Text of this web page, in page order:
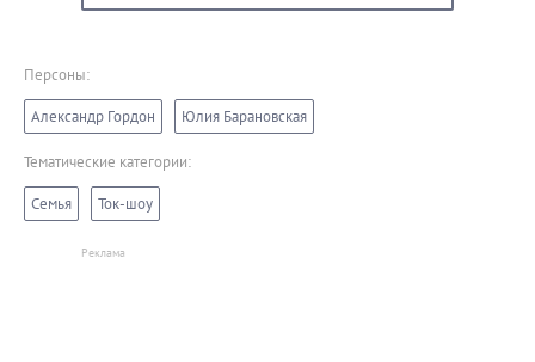
Персоны:
Александр Гордон Юлия Барановская
Тематические категории:
Семья Ток-шоу